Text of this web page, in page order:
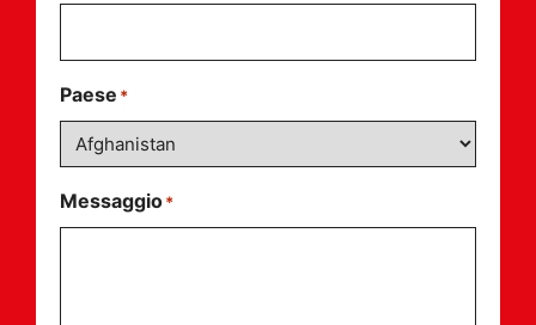
Paese *
Messaggio*